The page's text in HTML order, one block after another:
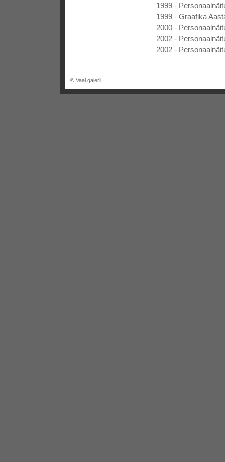
1999 -
1999 - Graafika
2000 -
2002 -
2002 -
© Vaal galerii